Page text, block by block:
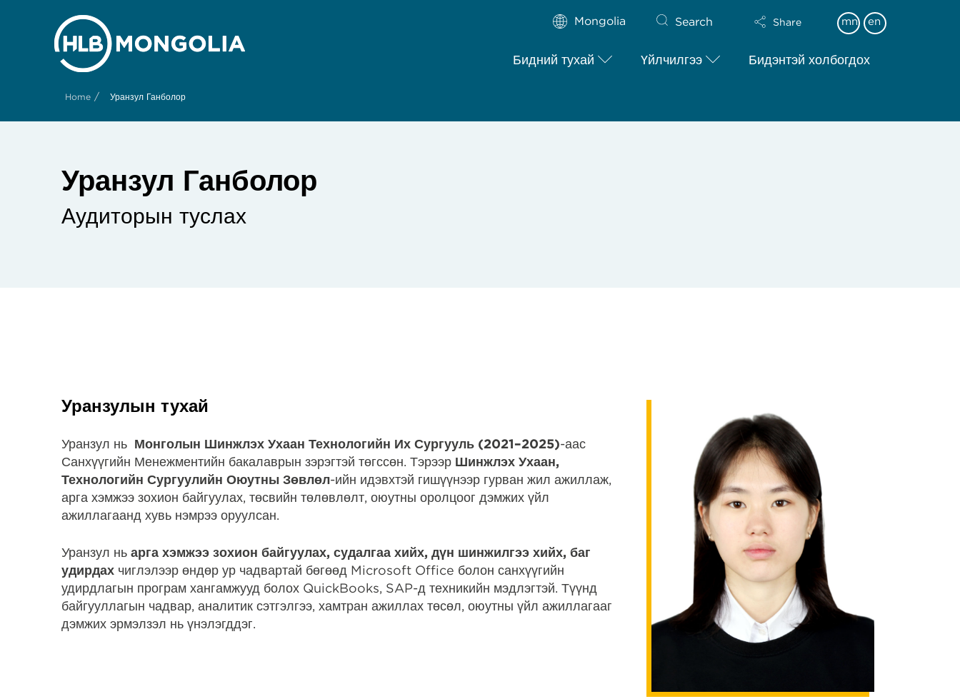
Mongolia Search Share mn en
Бидний тухай Үйлчилгээ Бидэнтэй холбогдох
Home / Уранзул Ганболор
Уранзул Ганболор
Аудиторын туслах
Уранзулын тухай
Уранзул нь Монголын Шинжлэх Ухаан Технологийн Их Сургууль (2021–2025)-аас
Санхүүгийн Менежментийн бакалаврын зэрэгтэй төгссөн. Тэрээр Шинжлэх Ухаан,
Технологийн Сургуулийн Оюутны Зөвлөл-ийн идэвхтэй гишүүнээр гурван жил ажиллаж,
арга хэмжээ зохион байгуулах, төсвийн төлөвлөлт, оюутны оролцоог дэмжих үйл
ажиллагаанд хувь нэмрээ оруулсан.
Уранзул нь арга хэмжээ зохион байгуулах, судалгаа хийх, дүн шинжилгээ хийх, баг
удирдах чиглэлээр өндөр ур чадвартай бөгөөд Microsoft Office болон санхүүгийн
удирдлагын програм хангамжууд болох QuickBooks, SAP-д техникийн мэдлэгтэй. Түүнд
байгууллагын чадвар, аналитик сэтгэлгээ, хамтран ажиллах төсөл, оюутны үйл ажиллагааг
дэмжих эрмэлзэл нь үнэлэгддэг.